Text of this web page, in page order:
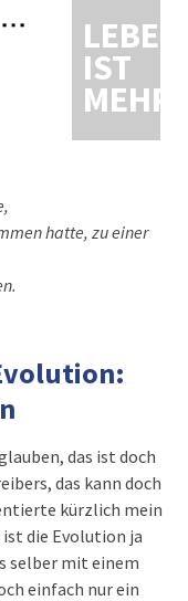
LEBEN
IST
MEHR
hatte, zu einer
das ist doch
das kann doch
kürzlich mein
die Evolution ja
selber mit einem
einfach nur ein